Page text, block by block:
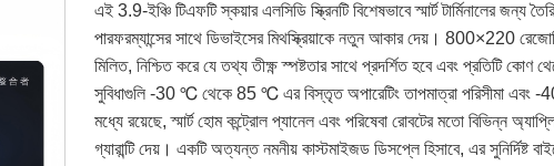
এই 3.9-ইঞ্চি টিএফটি স্কয়ার এলসিডি স্ক্রিনটি বিশেষভাবে স্মার্ট টার্মিনালের জন্য
পারফরম্যান্সের সাথে ডিভাইসের মিথস্ক্রিয়াকে নতুন আকার দেয়। 800×220
মিলিত, নিশ্চিত করে যে তথ্য তীক্ষ্ণ স্পষ্টতার সাথে প্রদর্শিত হবে এবং প্রতিটি
সুবিধাগুলি -30 ℃ থেকে 85 ℃ এর বিস্তৃত অপারেটিং তাপমাত্রা পরিসীমা এবং
মধ্যে রয়েছে, স্মার্ট হোম কন্ট্রোল প্যানেল এবং পরিষেবা রোবটের মতো বিভিন্ন
গ্যারান্টি দেয়। একটি অত্যন্ত নমনীয় কাস্টমাইজড ডিসপ্লে হিসাবে, এর